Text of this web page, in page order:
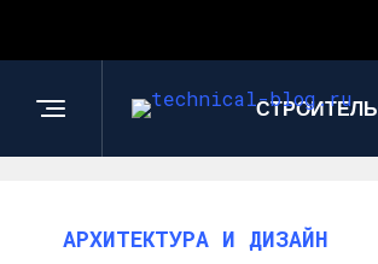
АРХИТЕКТУРА И ДИЗАЙН